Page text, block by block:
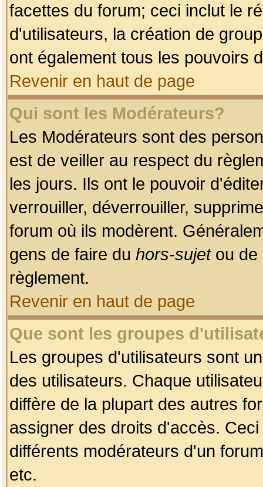
facettes du forum; ceci inclut le
d'utilisateurs, la création de
ont également tous les pouvoirs
Revenir en haut de page
Qui sont les Modérateurs?
Les Modérateurs sont des
est de veiller au respect du
les jours. Ils ont le pouvoir
verrouiller, déverrouiller,
forum où ils modèrent.
gens de faire du hors-sujetou de
règlement.
Revenir en haut de page
Que sont les groupes
Les groupes d'utilisateurs sont
des utilisateurs. Chaque
diffère de la plupart des autres
assigner des droits d'accès.
différents modérateurs d'un
etc.